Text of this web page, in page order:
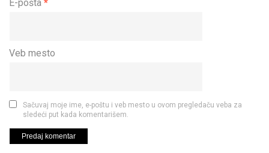
E-pošta *
Veb mesto
Sačuvaj moje ime, e-poštu i veb mesto u ovom pregledaču veba za
sledeći put kada komentarišem.